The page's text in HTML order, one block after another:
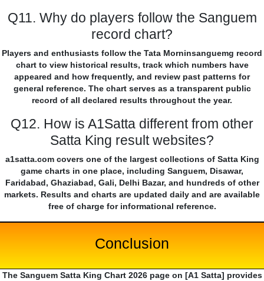
Q11. Why do players follow the Sanguem
record chart?
Players and enthusiasts follow the Tata Morninsanguemg record
chart to view historical results, track which numbers have
appeared and how frequently, and review past patterns for
general reference. The chart serves as a transparent public
record of all declared results throughout the year.
Q12. How is A1Satta different from other
Satta King result websites?
a1satta.com covers one of the largest collections of Satta King
game charts in one place, including Sanguem, Disawar,
Faridabad, Ghaziabad, Gali, Delhi Bazar, and hundreds of other
markets. Results and charts are updated daily and are available
free of charge for informational reference.
Conclusion
The Sanguem Satta King Chart 2026 page on [A1 Satta] provides